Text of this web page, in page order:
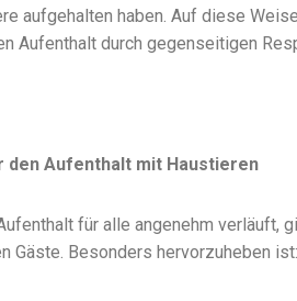
aufgehalten haben. Auf diese
Aufenthalt durch gegenseitigen
den Aufenthalt mit Haustieren
für alle angenehm verläuft,
Gäste. Besonders hervorzuheben ist: